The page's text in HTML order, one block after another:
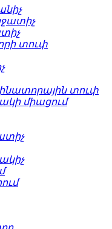
տուփ
տուփ
միացում